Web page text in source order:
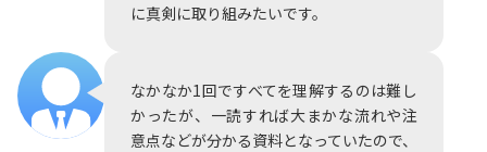
に真剣に取り組みたいです。
なかなか1回ですべてを理解するのは難し
かったが、一読すれば大まかな流れや注
意点などが分かる資料となっていたので、